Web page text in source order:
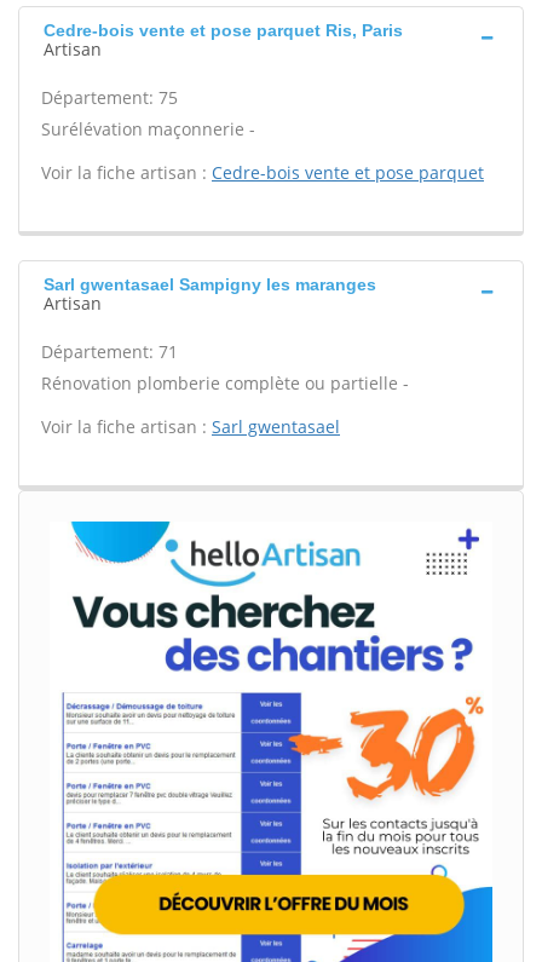
Cedre-bois vente et pose parquet Ris, Paris
Artisan
Département: 75
Surélévation maçonnerie -
Voir la fiche artisan : Cedre-bois vente et pose parquet
Sarl gwentasael Sampigny les maranges
Artisan
Département: 71
Rénovation plomberie complète ou partielle -
Voir la fiche artisan : Sarl gwentasael